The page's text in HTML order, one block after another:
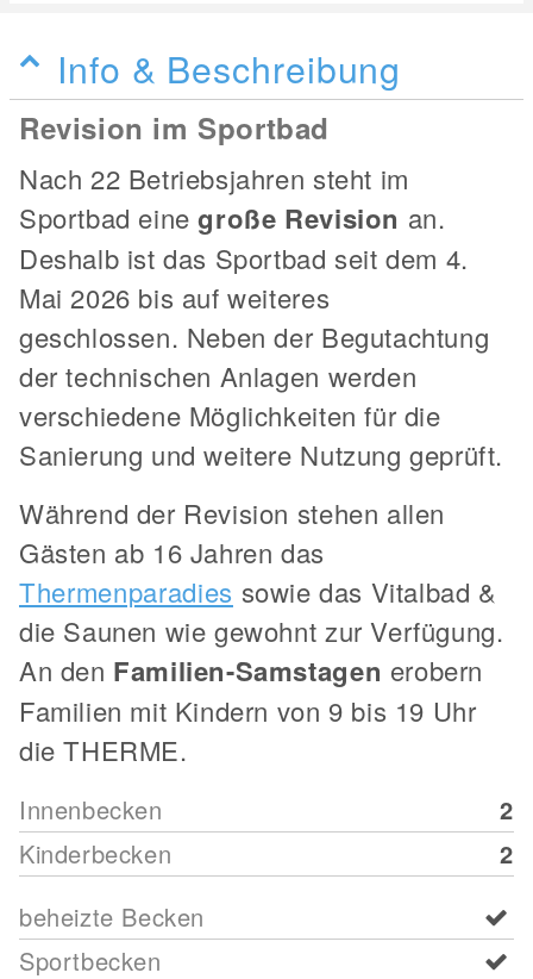
Info & Beschreibung
Revision im Sportbad
Nach 22 Betriebsjahren steht im
Sportbad einegroße Revision an.
Deshalb ist das Sportbad seit dem 4.
Mai 2026 bis auf weiteres
geschlossen. Neben der Begutachtung
der technischen Anlagen werden
verschiedene Möglichkeiten für die
Sanierung und weitere Nutzung geprüft.
Während der Revision stehen allen
Gästen ab 16 Jahren das
Thermenparadies sowie das Vitalbad &
die Saunen wie gewohnt zur Verfügung.
An den Familien-Samstagen erobern
Familien mit Kindern von 9 bis 19 Uhr
die THERME.
Innenbecken
2
Kinderbecken
2
beheizte Becken
Sportbecken